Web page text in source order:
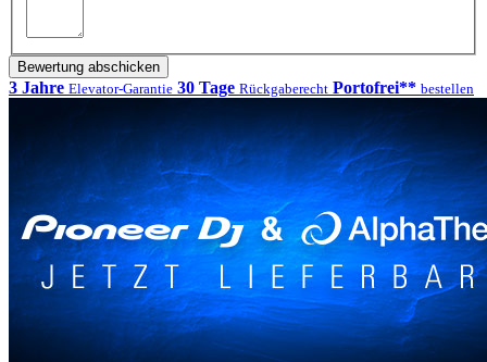
Bewertung abschicken
3 Jahre Elevator-Garantie 30 Tage Rückgaberecht Portofrei** bestellen